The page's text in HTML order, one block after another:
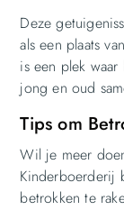
Deze
als een plaats
is een plek
jong en oud
Tips om
Wil je meer
Kinderboerderij
betrokken te